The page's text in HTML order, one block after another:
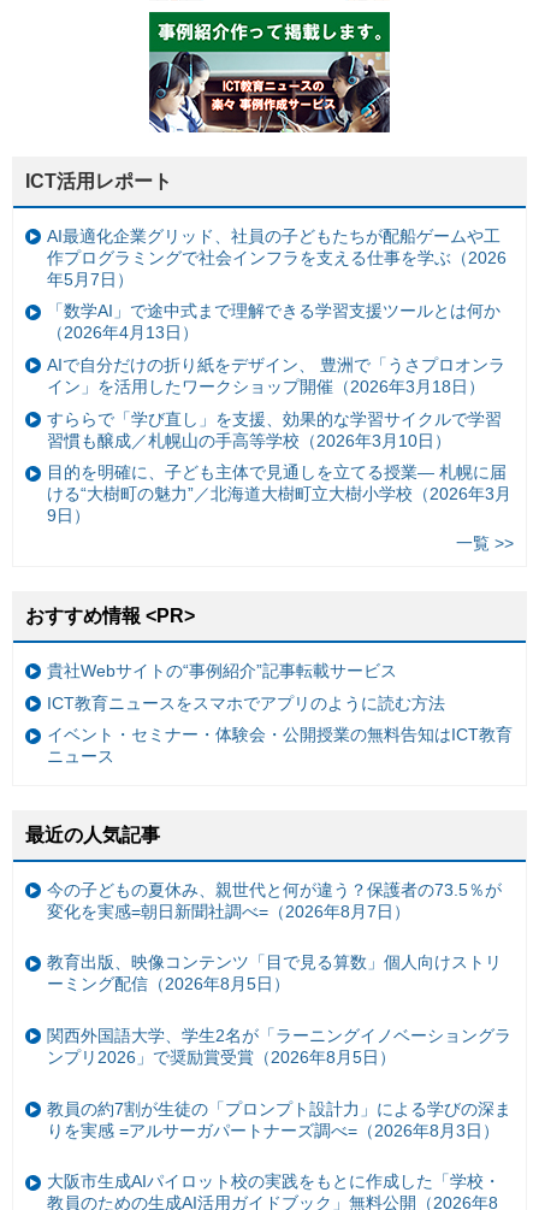
ICT活用レポート
AI最適化企業グリッド、社員の子どもたちが配船ゲームや工
作プログラミングで社会インフラを支える仕事を学ぶ（2026
年5月7日）
「数学AI」で途中式まで理解できる学習支援ツールとは何か
（2026年4月13日）
AIで自分だけの折り紙をデザイン、 豊洲で「うさプロオンラ
イン」を活用したワークショップ開催（2026年3月18日）
すららで「学び直し」を支援、効果的な学習サイクルで学習
習慣も醸成／札幌山の手高等学校（2026年3月10日）
目的を明確に、子ども主体で見通しを立てる授業— 札幌に届
ける“大樹町の魅力”／北海道大樹町立大樹小学校（2026年3月
9日）
一覧 >>
おすすめ情報 <PR>
貴社Webサイトの“事例紹介”記事転載サービス
ICT教育ニュースをスマホでアプリのように読む方法
イベント・セミナー・体験会・公開授業の無料告知はICT教育
ニュース
最近の人気記事
今の子どもの夏休み、親世代と何が違う？保護者の73.5％が
変化を実感=朝日新聞社調べ=（2026年8月7日）
教育出版、映像コンテンツ「目で見る算数」個人向けストリ
ーミング配信（2026年8月5日）
関西外国語大学、学生2名が「ラーニングイノベーショングラ
ンプリ2026」で奨励賞受賞（2026年8月5日）
教員の約7割が生徒の「プロンプト設計力」による学びの深ま
りを実感 =アルサーガパートナーズ調べ=（2026年8月3日）
大阪市生成AIパイロット校の実践をもとに作成した「学校・
教員のための生成AI活用ガイドブック」無料公開（2026年8